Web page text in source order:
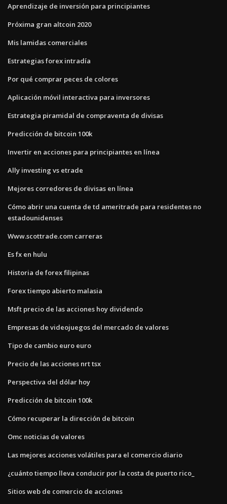
Aprendizaje de inversión para principiantes
Próxima gran altcoin 2020
Mis lamidas comerciales
Estrategias forex intradía
Por qué comprar peces de colores
Aplicación móvil interactiva para inversores
Estrategia piramidal de compraventa de divisas
Predicción de bitcoin 100k
Invertir en acciones para principiantes en línea
Ally investing vs etrade
Mejores corredores de divisas en línea
Cómo abrir una cuenta de td ameritrade para residentes no
estadounidenses
Www.scottrade.com carreras
Es fx en hulu
Historia de forex filipinas
Forex tiempo abierto malasia
Msft precio de las acciones hoy dividendo
Empresas de videojuegos del mercado de valores
Tipo de cambio euro euro
Precio de las acciones nrt tsx
Perspectiva del dólar hoy
Predicción de bitcoin 100k
Cómo recuperar la dirección de bitcoin
Omc noticias de valores
Las mejores acciones volátiles para el comercio diario
¿cuánto tiempo lleva conducir por la costa de puerto rico_
Sitios web de comercio de acciones